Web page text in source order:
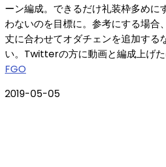
ーン編成。できるだけ礼装枠多めに
わないのを目標に。参考にする場合
丈に合わせてオダチェンを追加する
い。Twitterの方に動画と編成上げ
FGO
2019-05-05